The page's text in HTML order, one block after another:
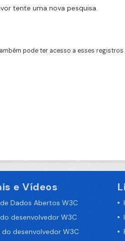
tente uma nova pesquisa.
pode ter acesso a esses registros
e Vídeos
Dados Abertos W3C
desenvolvedor W3C
do desenvolvedor W3C